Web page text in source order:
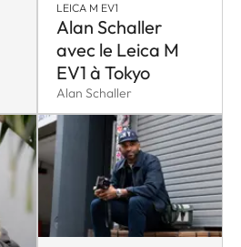
LEICA M EV1
Alan Schaller
avec le Leica M
EV1 à Tokyo
Alan Schaller